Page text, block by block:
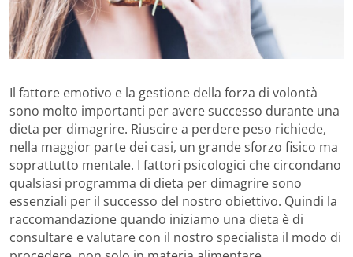
Il fattore emotivo e la gestione della forza di volontà
sono molto importanti per avere successo durante una
dieta per dimagrire. Riuscire a perdere peso richiede,
nella maggior parte dei casi, un grande sforzo fisico ma
soprattutto mentale. I fattori psicologici che circondano
qualsiasi programma di dieta per dimagrire sono
essenziali per il successo del nostro obiettivo. Quindi la
raccomandazione quando iniziamo una dieta è di
consultare e valutare con il nostro specialista il modo di